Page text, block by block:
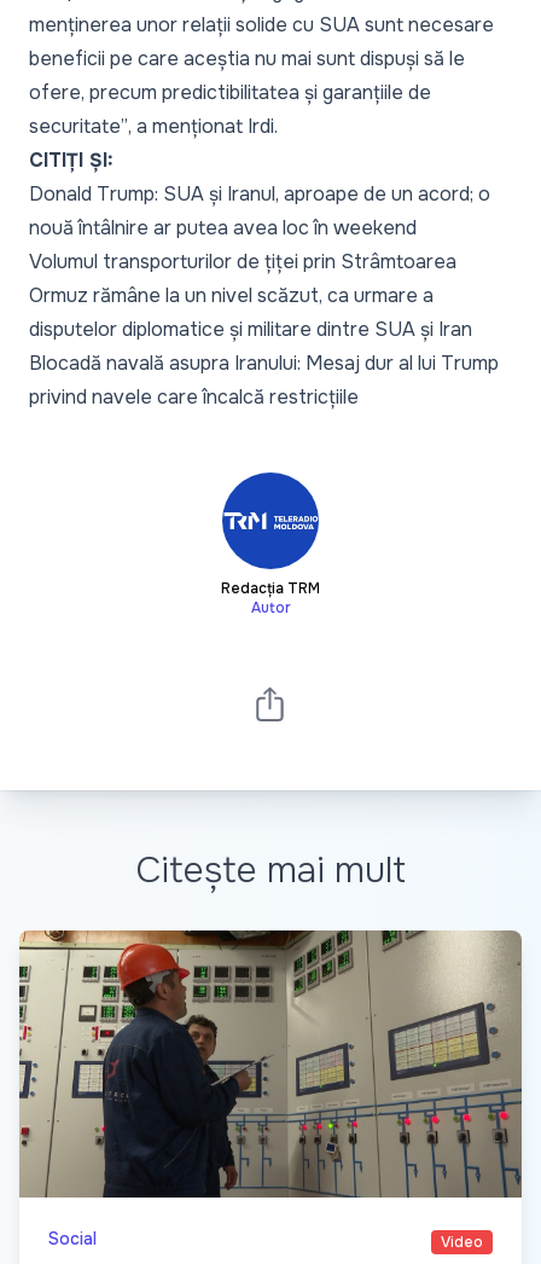
menținerea unor relații solide cu SUA sunt necesare
beneficii pe care aceștia nu mai sunt dispuși să le
ofere, precum predictibilitatea și garanțiile de
securitate”, a menționat Irdi.
CITIȚI ȘI:
Donald Trump: SUA și Iranul, aproape de un acord; o
nouă întâlnire ar putea avea loc în weekend
Volumul transporturilor de țiței prin Strâmtoarea
Ormuz rămâne la un nivel scăzut, ca urmare a
disputelor diplomatice și militare dintre SUA și Iran
Blocadă navală asupra Iranului: Mesaj dur al lui Trump
privind navele care încalcă restricțiile
Redacția TRM
Autor
Citește mai mult
Social Video